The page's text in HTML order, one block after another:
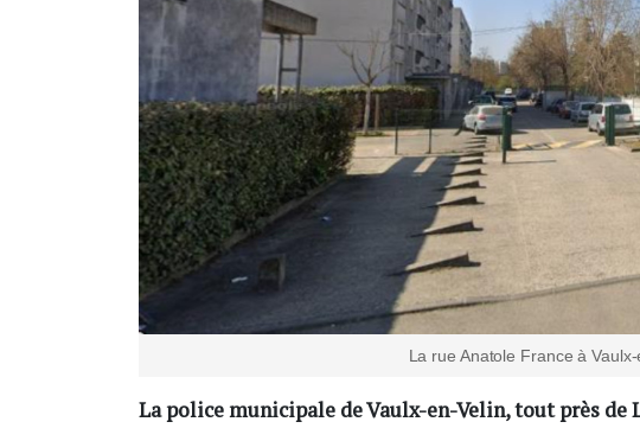
La rue Anatole France à
La police municipale de Vaulx-en-Velin, tout près de